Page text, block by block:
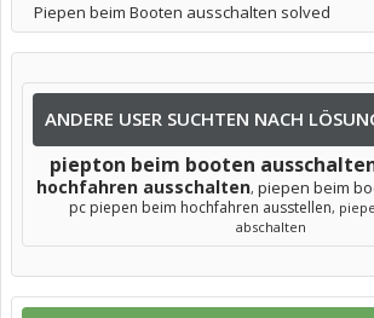
Piepen beim Booten ausschalten solved
piepton beim booten
hochfahren ausschalten, piepen beim
pc piepen beim hochfahren ausstellen,
abschalten